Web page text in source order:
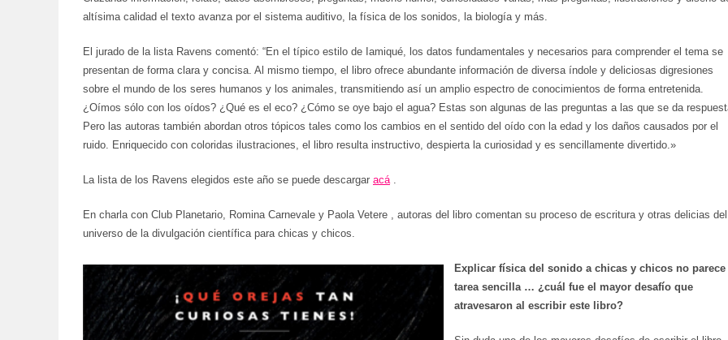
altísima calidad el texto avanza por el sistema auditivo, la física de los sonidos, la biología y más.
El jurado de la lista Ravens comentó: “En el típico estilo de Iamiqué, los datos fundamentales y necesarios para comprender el tema se
presentan de forma clara y concisa. Al mismo tiempo, el libro ofrece abundante información de diversa índole y deliciosas digresiones
sobre el mundo de los seres humanos y los animales, transmitiendo así un amplio espectro de conocimientos de forma entretenida.
¿Oímos sólo con los oídos? ¿Qué es el eco? ¿Cómo se oye bajo el agua? Estas son algunas de las preguntas a las que se da
Pero las autoras también abordan otros tópicos tales como los cambios en el sentido del oído con la edad y los daños causados por el
ruido. Enriquecido con coloridas ilustraciones, el libro resulta instructivo, despierta la curiosidad y es sencillamente divertido.»
La lista de los Ravens elegidos este año se puede descargar acá.
En charla con Club Planetario, Romina Carnevale y Paola Vetere , autoras del libro comentan su proceso de escritura y otras delicias del
universo de la divulgación científica para chicas y chicos.
Explicar física del sonido a chicas y chicos no parece
tarea sencilla … ¿cuál fue el mayor desafío que
atravesaron al escribir este libro?